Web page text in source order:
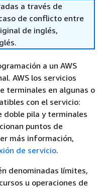
a través de
de conflicto entre
de inglés,
a un AWS
AWS los servicios
terminales en algunas o
con el servicio:
doble pila y terminales
puntos de
más información,
de servicio.
denominadas límites,
u operaciones de